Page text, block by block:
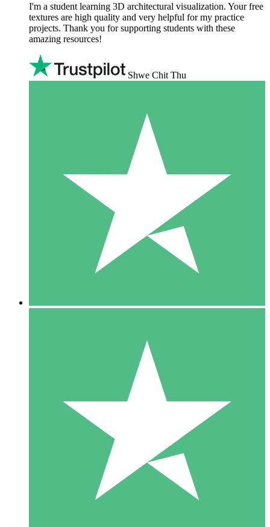
I'm a student learning 3D architectural visualization. Your free
textures are high quality and very helpful for my practice
projects. Thank you for supporting students with these
amazing resources!
Shwe Chit Thu